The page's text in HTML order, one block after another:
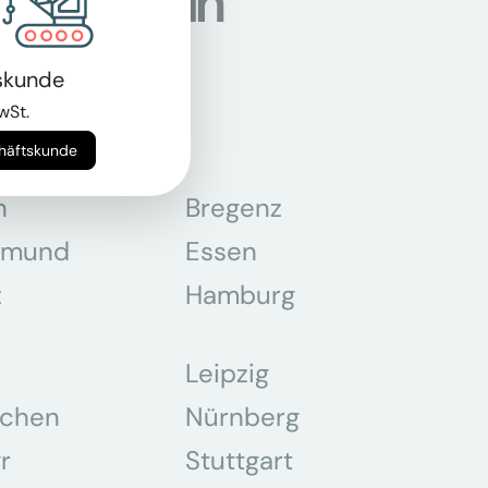
Bregenz
Essen
Hamburg
Leipzig
Nürnberg
Stuttgart